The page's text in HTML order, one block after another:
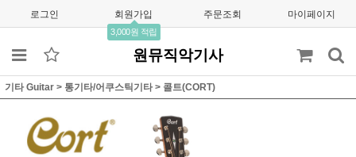
로그인 회원가입
3,000원 적립
주문조회 마이페이지
원뮤직악기사
기타 Guitar > 통기타/어쿠스틱기타> 콜트(CORT)